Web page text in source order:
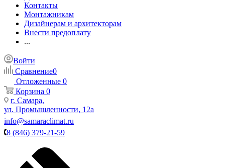
Контакты
Монтажникам
Дизайнерам и архитекторам
Внести предоплату
...
Войти
Сравнение0
Отложенные 0
Корзина 0
г. Самара,
ул. Промышленности, 12а
info@samaraclimat.ru
8 (846) 379-21-59